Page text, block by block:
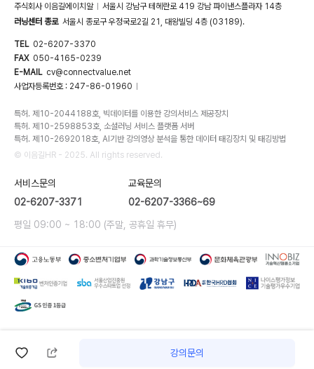
강의문의
주식회사 이음길에이치알
서울시 강남구 테헤란로 419 강남 파이낸스플라자 14층
러닝센터 종로 서울시 종로구 우정국로2길 21, 대왕빌딩 4층 (03189).
TEL 02-6207-3370
FAX 050-4165-0239
E-MAIL cv@connectvalue.net
사업자등록번호 : 247-86-01960
특허. 제10-2044188호, 빅데이터를 이용한 강의서비스 제공장치
특허. 제10-2598853호, 소셜러닝 서비스 플랫폼 서버
특허. 제10-2692018호, AI기반 강의영상 분석을 통한 데이터 태깅장치 및 태깅방법
© 이음길HR - 2025. All rights reserved.
서비스문의
02-6207-3371
교육문의
02-6207-3366~69
평일 09:00 ~ 18:00 (주말, 공휴일 휴무)